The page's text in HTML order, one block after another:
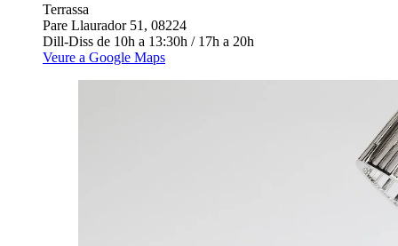
Terrassa
Pare Llaurador 51, 08224
Dill-Diss de 10h a 13:30h / 17h a 20h
Veure a Google Maps